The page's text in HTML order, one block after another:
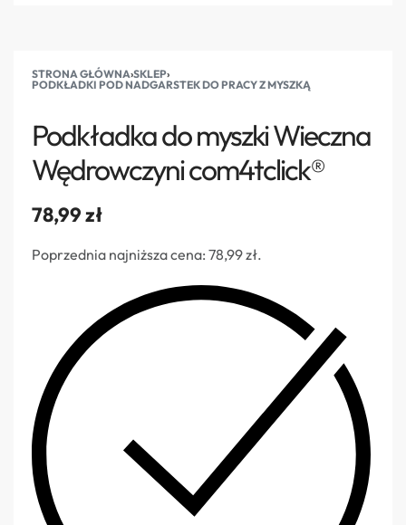
STRONA GŁÓWNA›SKLEP›
PODKŁADKI POD NADGARSTEK DO PRACY Z MYSZKĄ
Podkładka do myszki Wieczna
Wędrowczyni com4tclick®
78,99zł
Poprzednia najniższa cena: 78,99zł.